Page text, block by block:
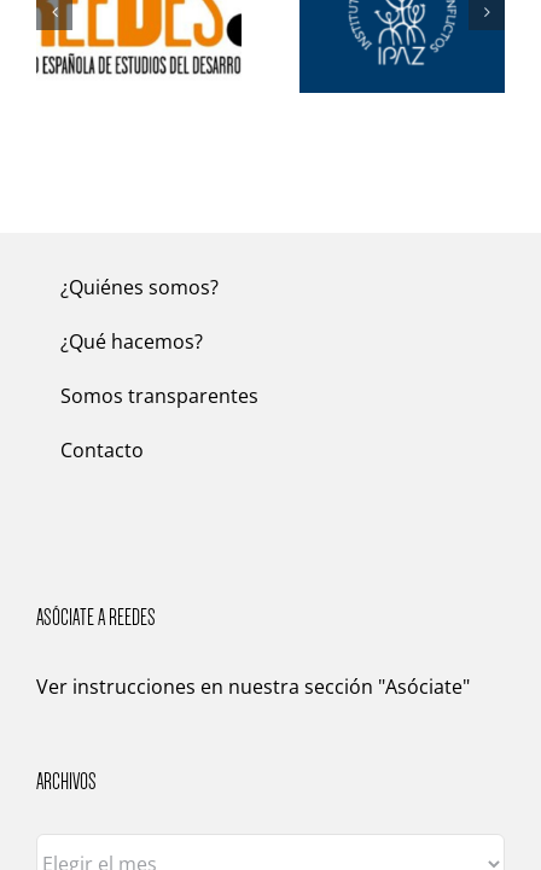
Miradas al mundo
Economía del
desorden
¿Quiénes somos?
¿Qué hacemos?
Somos transparentes
Contacto
ASÓCIATE A REEDES
Ver instrucciones en nuestra sección "Asóciate"
ARCHIVOS
Archivos